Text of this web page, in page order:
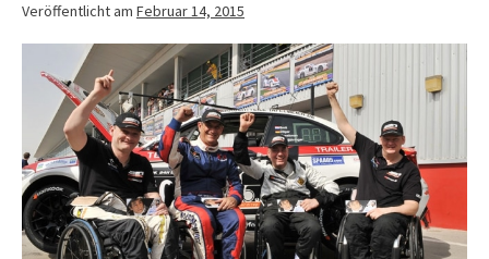
Veröffentlicht am Februar 14, 2015